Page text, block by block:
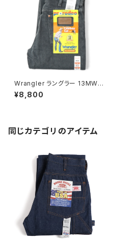
Wrangler ラングラー 13MWZ
カウボーイジーンズ チャコール
グレイ
¥8,800
同じカテゴリのアイテム